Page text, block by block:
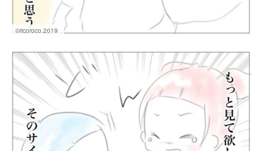
©ricoroco.2019